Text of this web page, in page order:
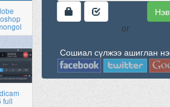
full
or
Сошиал сүлжээ ашиглан